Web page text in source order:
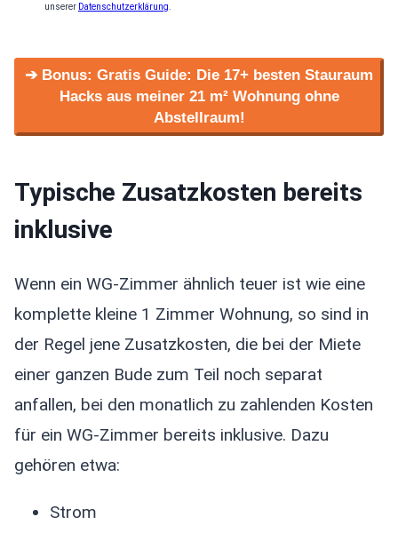
unserer Datenschutzerklärung
➔ Bonus: Gratis Guide: Die 17+ besten Stauraum
Hacks aus meiner 21 m² Wohnung ohne
Abstellraum!
Typische Zusatzkosten bereits
inklusive
Wenn ein WG-Zimmer ähnlich teuer ist wie eine
komplette kleine 1 Zimmer Wohnung, so sind in
der Regel jene Zusatzkosten, die bei der Miete
einer ganzen Bude zum Teil noch separat
anfallen, bei den monatlich zu zahlenden Kosten
für ein WG-Zimmer bereits inklusive. Dazu
gehören etwa:
Strom